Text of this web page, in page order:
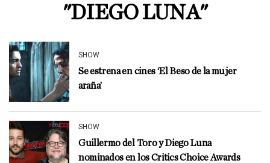
"DIEGO LUNA"
SHOW
Se estrena en cines ‘El Beso de la mujer
araña’
SHOW
Guillermo del Toro y Diego Luna
nominados en los Critics Choice Awards